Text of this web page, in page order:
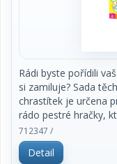
Rádi byste pořídili
si zamiluje? Sada
chrastítek je určena
rádo pestré hračky,
zvuky a snadno se
chrastítky zažije
legrace a navíc si
712347 /
Detail